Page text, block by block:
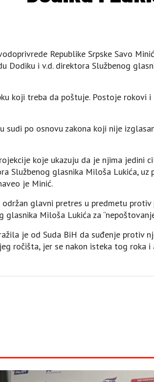
Republike Srpske Savo
Dodiku i v.d. direktora Službenog
koji treba da poštuje. Postoje rokovi
sudi po osnovu zakona koji nije
koje ukazuju da je njima jedini
Službenog glasnika Miloša Lukića,
je Minić.
glavni pretres u predmetu
Miloša Lukića za
je od Suda BiH da suđenje protiv
ročišta, jer se nakon isteka tog roka